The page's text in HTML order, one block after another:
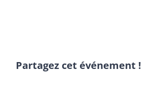
Partagez cet événement !